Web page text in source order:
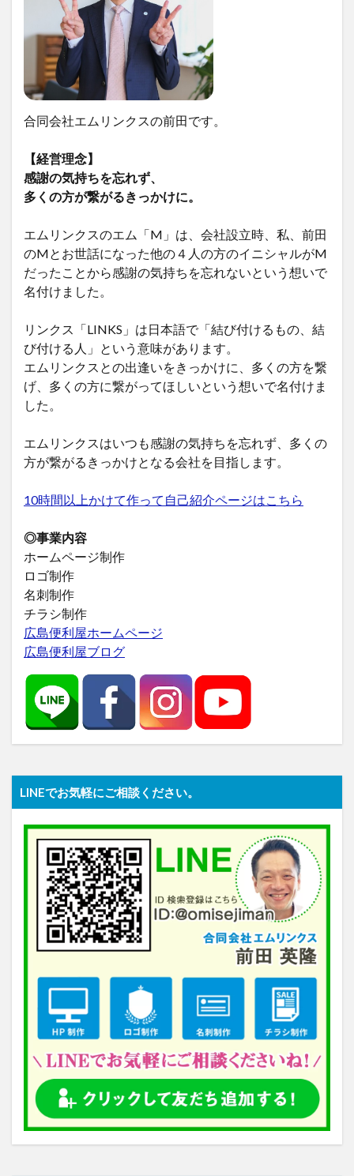
合同会社エムリンクスの前田です。
【経営理念】
感謝の気持ちを忘れず、
多くの方が繋がるきっかけに。
エムリンクスのエム「M」は、会社設立時、私、前田
のMとお世話になった他の４人の方のイニシャルがM
だったことから感謝の気持ちを忘れないという想いで
名付けました。
リンクス「LINKS」は日本語で「結び付けるもの、結
び付ける人」という意味があります。
エムリンクスとの出逢いをきっかけに、多くの方を繋
げ、多くの方に繋がってほしいという想いで名付けま
した。
エムリンクスはいつも感謝の気持ちを忘れず、多くの
方が繋がるきっかけとなる会社を目指します。
10時間以上かけて作って自己紹介ページはこちら
◎事業内容
ホームページ制作
ロゴ制作
名刺制作
チラシ制作
広島便利屋ホームページ
広島便利屋ブログ
LINEでお気軽にご相談ください。